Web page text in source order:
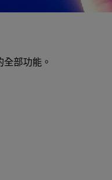
全部功能。